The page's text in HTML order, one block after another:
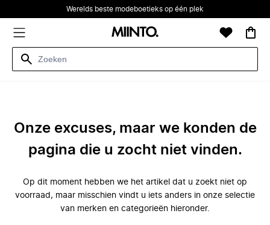
Werelds beste modeboetieks op één plek
Onze excuses, maar we konden de
pagina die u zocht niet vinden.
Op dit moment hebben we het artikel dat u zoekt niet op
voorraad, maar misschien vindt u iets anders in onze selectie
van merken en categorieën hieronder.